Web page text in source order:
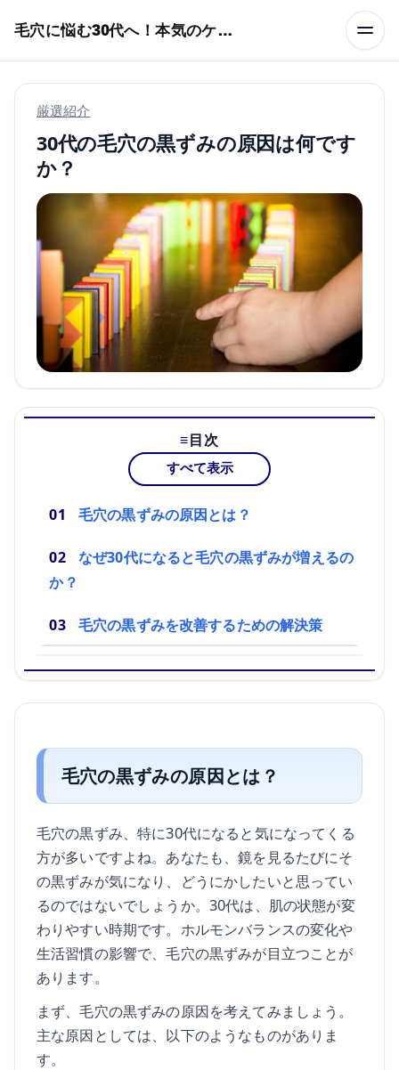
毛穴に悩む30代へ！本気のケア術特集
厳選紹介
30代の毛穴の黒ずみの原因は何です
か？
目次
すべて表示
毛穴の黒ずみの原因とは？
なぜ30代になると毛穴の黒ずみが増えるの
か？
毛穴の黒ずみを改善するための解決策
毛穴の黒ずみの原因とは？
毛穴の黒ずみ、特に30代になると気になってくる
方が多いですよね。あなたも、鏡を見るたびにそ
の黒ずみが気になり、どうにかしたいと思ってい
るのではないでしょうか。30代は、肌の状態が変
わりやすい時期です。ホルモンバランスの変化や
生活習慣の影響で、毛穴の黒ずみが目立つことが
あります。
まず、毛穴の黒ずみの原因を考えてみましょう。
主な原因としては、以下のようなものがありま
す。